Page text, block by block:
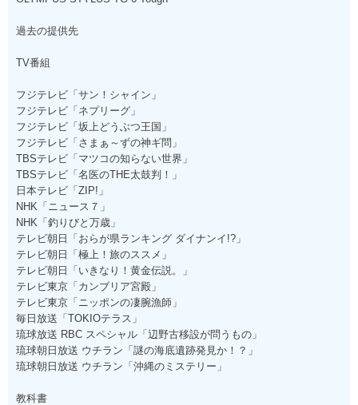
過去の提供先
TV番組
フジテレビ「サン！シャイン」
フジテレビ「ネプリーグ」
フジテレビ「坂上どうぶつ王国」
フジテレビ「さまぁ～ずの神ギ問」
TBSテレビ「マツコの知らない世界」
TBSテレビ「名医のTHE太鼓判！」
日本テレビ「ZIP!」
NHK「ニュース７」
NHK「釣りびと万歳」
テレビ朝日「おらが県ランキング ダイナンイ!?」
テレビ朝日「極上！旅のススメ」
テレビ朝日「いきなり！黄金伝説。」
テレビ東京「カンブリア宮殿」
テレビ東京「ニッポンの凄腕漁師」
毎日放送「TOKIOテラス」
琉球放送 RBC スペシャル「辺野古移設が問うもの」
琉球朝日放送 ウチラン「謎の海底遺跡発見か！？」
琉球朝日放送 ウチラン「沖縄のミステリー」
教科書